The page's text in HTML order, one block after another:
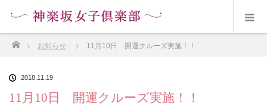
ホーム
お知らせ 11月10日 開運クルーズ実施！！
2018.11.19
11月10日 開運クルーズ実施！！